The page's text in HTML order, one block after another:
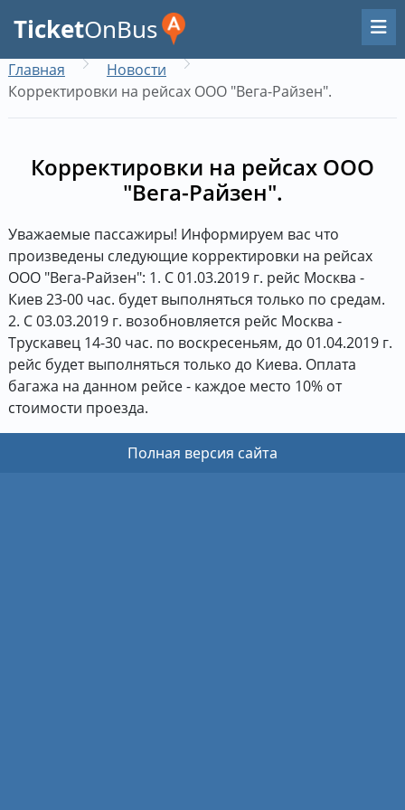
TicketOnBus
Главная
Новости
Корректировки на рейсах ООО "Вега-Райзен".
Корректировки на рейсах ООО
"Вега-Райзен".
Уважаемые пассажиры! Информируем вас что
произведены следующие корректировки на рейсах
ООО "Вега-Райзен": 1. С 01.03.2019 г. рейс Москва -
Киев 23-00 час. будет выполняться только по средам.
2. С 03.03.2019 г. возобновляется рейс Москва -
Трускавец 14-30 час. по воскресеньям, до 01.04.2019 г.
рейс будет выполняться только до Киева. Оплата
багажа на данном рейсе - каждое место 10% от
стоимости проезда.
Полная версия сайта